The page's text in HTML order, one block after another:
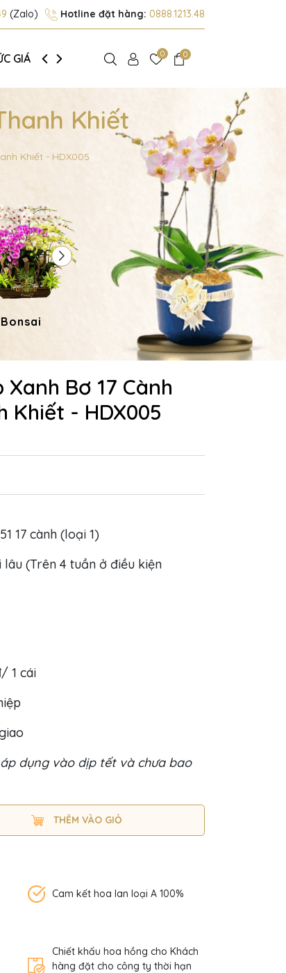
(Zalo) Hotline đặt hàng: 0888.1213.48
GIÁ GIỚI THIỆU 0 0
Khiết
Khiết - HDX005
Bonsai Hoa Dâng Phật
Bơ 17 Cành
Khiết - HDX005
17 cành (loại 1)
(Trên 4 tuần ở điều kiện
1 cái
dụng vào dịp tết và chưa bao
THÊM VÀO GIỎ
Cam kết hoa lan loại A 100%
Chiết khấu hoa hồng cho Khách
hàng đặt cho công ty thời hạn